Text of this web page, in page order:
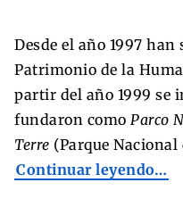
Desde el año 1997
Patrimonio de la
partir del año 1999 se
fundaron como Parco
Terre (Parque Nacional
Continuar leyendo…